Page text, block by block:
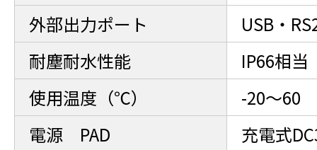
外部出力ポート
USB・
耐塵耐水性能
IP66相当
使用温度（℃）
-20～60
電源 PAD
充電式